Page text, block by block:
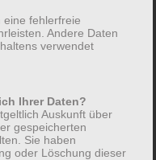
eine fehlerfreie
Andere Daten
verwendet
Ihrer Daten?
Auskunft über
gespeicherten
Sie haben
oder Löschung dieser